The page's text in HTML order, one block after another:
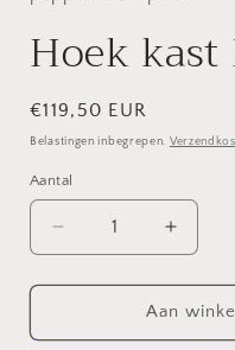
Hoek kast
Normale
prijs
€119,50 EUR
Belastingen inbegrepen.
Aantal
Aantal
verlagen
voor
kast
Aantal
voor
Hoek
kast
Aan